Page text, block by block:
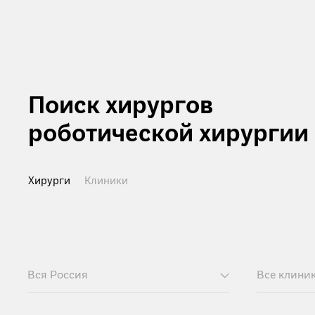
Поиск хирургов
роботической хирургии
Хирурги Клиники
Вся Россия Все